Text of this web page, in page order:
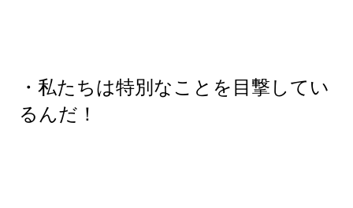
・私たちは特別なことを目撃してい
るんだ！